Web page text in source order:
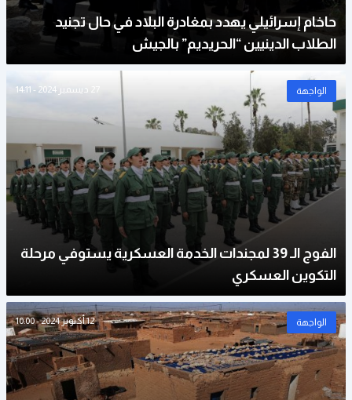
حاخام إسرائيلي يهدد بمغادرة البلاد في حال تجنيد
الطلاب الدينيين “الحريديم” بالجيش
الواجهة 27 ديسمبر 2024 - 14:11
الفوج الـ 39 لمجندات الخدمة العسكرية يستوفي مرحلة
التكوين العسكري
الواجهة 12 أكتوبر 2024 - 10:00